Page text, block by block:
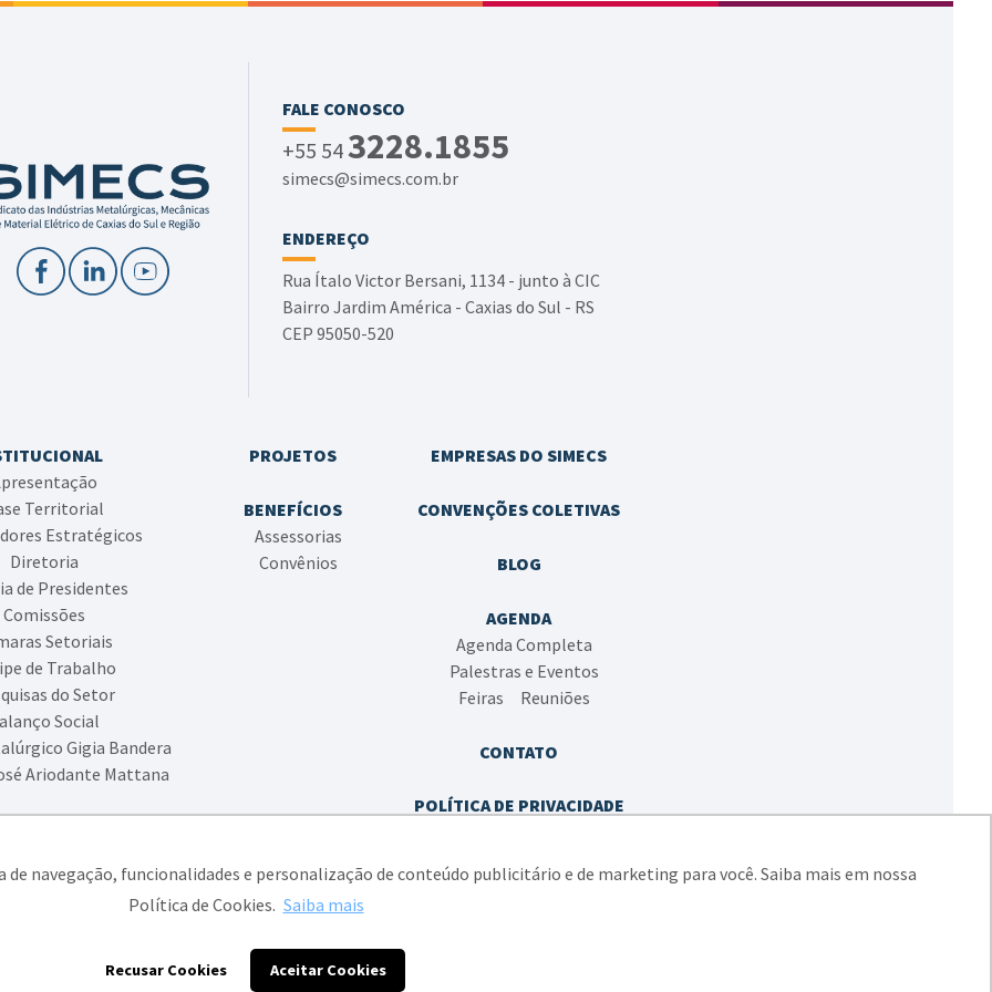
navegação, funcionalidades e personalização de conteúdo publicitário e de marketing para você. Saiba mais em nossa
Política de Cookies. Saiba mais
Recusar Cookies Aceitar Cookies
FALE CONOSCO
+55 543228.1855
simecs@simecs.com.br
ENDEREÇO
Rua Ítalo Victor Bersani, 1134 - junto à CIC
Bairro Jardim América - Caxias do Sul - RS
CEP 95050-520
Territorial
Estratégicos
Diretoria
de Presidentes
Comissões
Setoriais
de Trabalho
do Setor
Social
Gigia Bandera
Ariodante Mattana
PROJETOS
BENEFÍCIOS
Assessorias
Convênios
EMPRESAS DO SIMECS
CONVENÇÕES COLETIVAS
BLOG
AGENDA
Agenda Completa
Palestras e Eventos
Feiras
Reuniões
CONTATO
POLÍTICA DE PRIVACIDADE
das Indústrias Metalúrgicas, Mecânicas e de Material Elétrico de Caxias do Sul e Região